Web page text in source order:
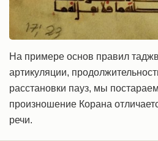
На примере основ правил
артикуляции,
расстановки пауз, мы
произношение Корана
речи.